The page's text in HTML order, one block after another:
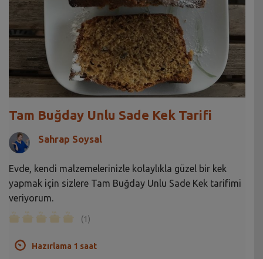
Tam Buğday Unlu Sade Kek Tarifi
Sahrap Soysal
Evde, kendi malzemelerinizle kolaylıkla güzel bir kek
yapmak için sizlere Tam Buğday Unlu Sade Kek tarifimi
veriyorum.
(1)
Hazırlama 1 saat